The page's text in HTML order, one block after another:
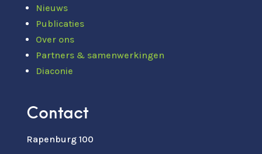
Nieuws
Publicaties
Over ons
Partners & samenwerkingen
Diaconie
Contact
Rapenburg 100